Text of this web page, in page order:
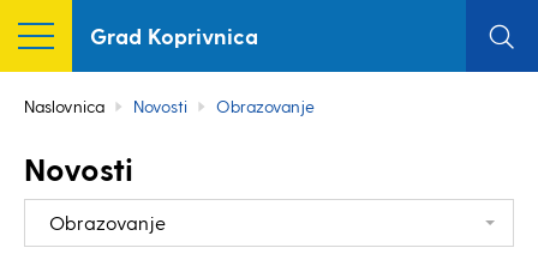
Grad Koprivnica
Naslovnica Novosti Obrazovanje
Novosti
Obrazovanje